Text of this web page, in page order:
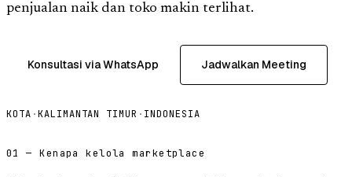
penjualan naik dan toko makin terlihat.
Konsultasi via WhatsApp Jadwalkan Meeting
KOTA ·KALIMANTAN TIMUR · INDONESIA
01 — Kenapa kelola marketplace